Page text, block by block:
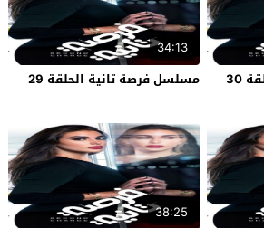
مسلسل فرصة تانية الحلقة 30
34:13
مسلسل فرصة تانية الحلقة 29
38:25